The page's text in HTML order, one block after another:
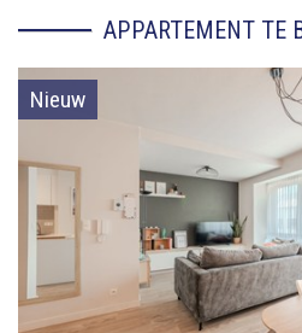
APPARTEMENT TE
Nieuw